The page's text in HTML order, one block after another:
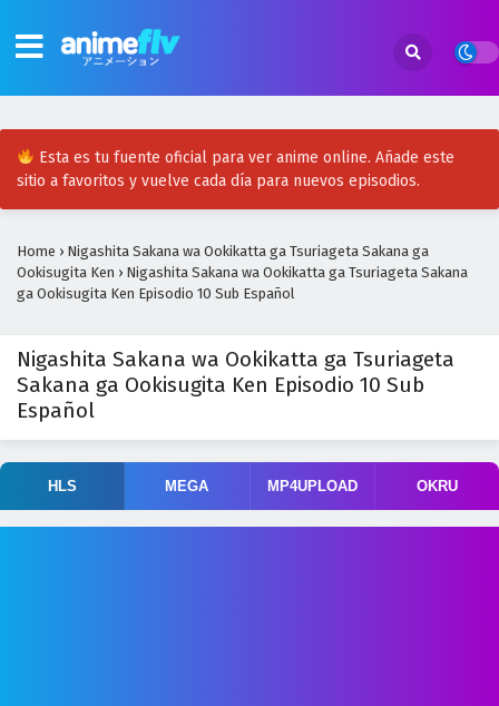
Esta es tu fuente oficial para ver anime online. Añade este
sitio a favoritos y vuelve cada día para nuevos episodios.
Home › Nigashita Sakana wa Ookikatta ga Tsuriageta Sakana ga
Ookisugita Ken › Nigashita Sakana wa Ookikatta ga Tsuriageta Sakana
ga Ookisugita Ken Episodio 10 Sub Español
Nigashita Sakana wa Ookikatta ga Tsuriageta
Sakana ga Ookisugita Ken Episodio 10 Sub
Español
HLS MEGA MP4UPLOAD OKRU